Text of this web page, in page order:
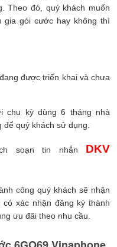
Theo đó, quý khách muốn
gia gói cước hay không thì
được triển khai và chưa
chu kỳ dùng 6 tháng nhà
quý khách sử dụng.
soạn tin nhắn DKV
công quý khách sẽ nhận
xác nhận đăng ký thành
ưu đãi theo nhu cầu.